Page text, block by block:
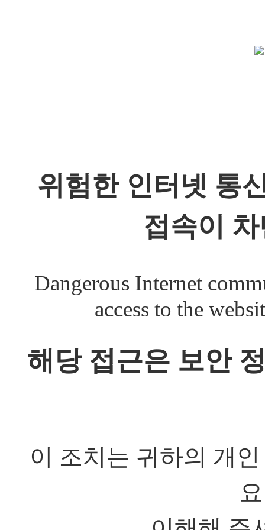
위험한 인터넷 통
접속이
Dangerous Internet
access to the
해당 접근은 보안
이 조치는 귀하의 개